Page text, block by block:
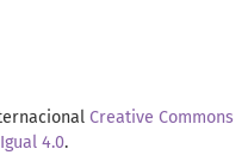
Creative Commons
4.0.